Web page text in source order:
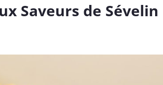
Saveurs de Sévelin